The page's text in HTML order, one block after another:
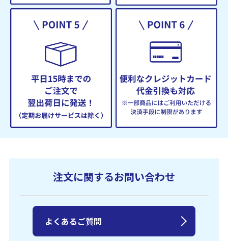
注文に関するお問い合わせ
よくあるご質問